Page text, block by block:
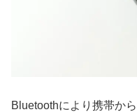
Bluetoothにより携帯か